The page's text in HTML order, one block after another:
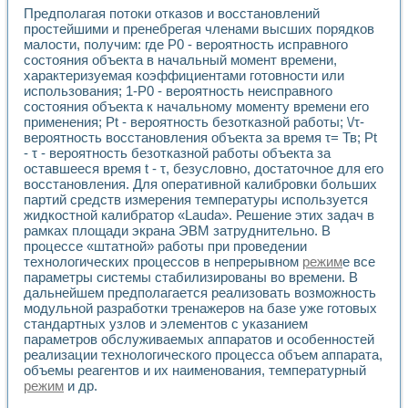
Лабораторные практикумы по информационно-
Виртуальный измеритель частотных характеристик на
Лабораторный практикум по основам теории Коммутации
Разработка виртуальной лабораторной работы
Виртуальные практикумы по электротехнике в среде
Из опыта внедрения в рамках национального проекта
Исследование эффективности решателей
Опыт разработки LabVIEW лабораторных практикумов
Проблемы повышения качества образования и
Развитие LabVIEW лабораторного практикума по
Разработка виртуальной лаборатории по электротехнике
Усовершенствованные алгоритмы частотного анализа
Об опыте работы учебного центра «Технологии
Технологии NI в магистерской программе «Прикладная
Система диагностики двигателей постоянного тока
Автоматизированный стенд формирования
Лабораторный практикум по курсу ИИС на базе
Партнеры
Академические и отраслевые институты
Учебные заведения
Бизнес
Контакты
Предполагая потоки отказов и восстановлений
простейшими и пренебрегая членами высших порядков
малости, получим: где Р0 - вероятность исправного
состояния объекта в начальный момент времени,
характеризуемая коэффициентами готовности или
использования; 1-Р0 - вероятность неисправного
состояния объекта к начальному моменту времени его
применения; Pt - вероятность безотказной работы; \/τ-
вероятность восстановления объекта за время τ= Тв; Pt
- τ - вероятность безотказной работы объекта за
оставшееся время t - τ, безусловно, достаточное для его
восстановления. Для оперативной калибровки больших
партий средств измерения температуры используется
жидкостной калибратор «Lauda». Решение этих задач в
рамках площади экрана ЭВМ затруднительно. В
процессе «штатной» работы при проведении
технологических процессов в непрерывном режиме все
параметры системы стабилизированы во времени. В
дальнейшем предполагается реализовать возможность
модульной разработки тренажеров на базе уже готовых
стандартных узлов и элементов с указанием
параметров обслуживаемых аппаратов и особенностей
реализации технологического процесса объем аппарата,
объемы реагентов и их наименования, температурный
режим и др.